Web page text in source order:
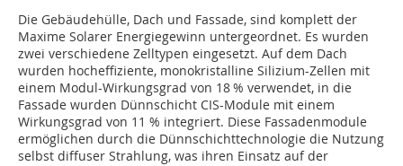
Die Gebäudehülle, Dach und Fassade, sind komplett der
Maxime Solarer Energiegewinn untergeordnet. Es wurden
zwei verschiedene Zelltypen eingesetzt. Auf dem Dach
wurden hocheffiziente, monokristalline Silizium-Zellen mit
einem Modul-Wirkungsgrad von 18 % verwendet, in die
Fassade wurden Dünnschicht CIS-Module mit einem
Wirkungsgrad von 11 % integriert. Diese Fassadenmodule
ermöglichen durch die Dünnschichttechnologie die Nutzung
selbst diffuser Strahlung, was ihren Einsatz auf der